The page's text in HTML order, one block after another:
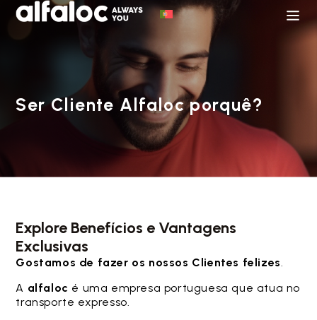
Ser Cliente Alfaloc porquê?
Explore Benefícios e Vantagens
Exclusivas
Gostamos de fazer os nossos Clientes felizes.
A alfaloc é uma empresa portuguesa que atua no
transporte expresso.